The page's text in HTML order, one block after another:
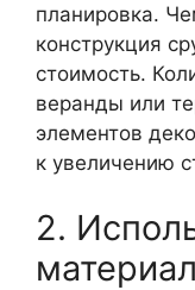
планировка.
конструкция
стоимость.
веранды или
элементов
к увеличению
2.